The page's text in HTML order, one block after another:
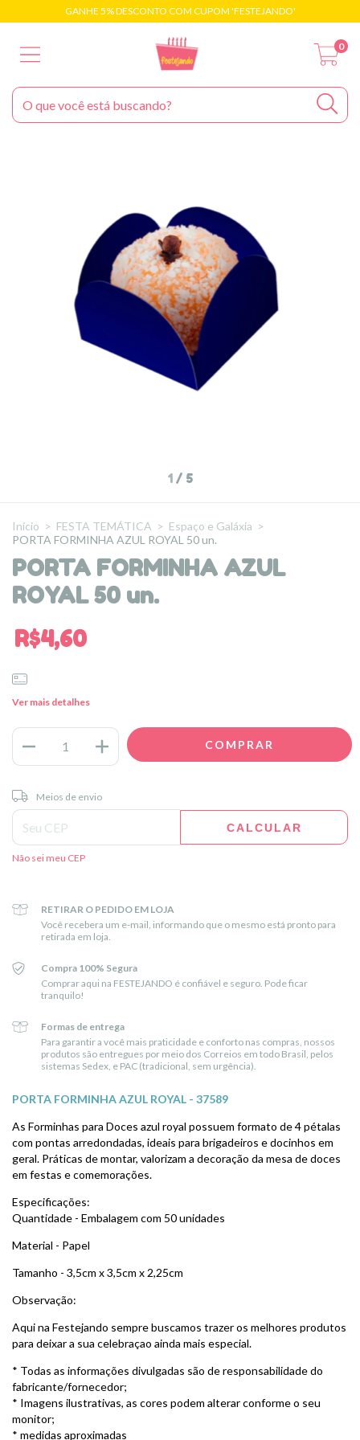
GANHE 5% DESCONTO COM CUPOM 'FESTEJANDO'
0
1 / 5
Início > FESTA TEMÁTICA > Espaço e Galáxia >
PORTA FORMINHA AZUL ROYAL 50 un.
PORTA FORMINHA AZUL
ROYAL 50 un.
R$4,60
Ver mais detalhes
Entregas para o CEP:
Meios de envio
CALCULAR
Não sei meu CEP
RETIRAR O PEDIDO EM LOJA
Você recebera um e-mail, informando que o mesmo está pronto para
retirada em loja.
Compra 100% Segura
Comprar aqui na FESTEJANDO é confiável e seguro. Pode ficar
tranquilo!
Formas de entrega
Para garantir a você mais praticidade e conforto nas compras, nossos
produtos são entregues por meio dos Correios em todo Brasil, pelos
sistemas Sedex, e PAC (tradicional, sem urgência).
PORTA FORMINHA AZUL ROYAL - 37589
As Forminhas para Doces azul royal possuem formato de 4 pétalas
com pontas arredondadas, ideais para brigadeiros e docinhos em
geral. Práticas de montar, valorizam a decoração da mesa de doces
em festas e comemorações.
Especificações:
Quantidade - Embalagem com 50 unidades
Material - Papel
Tamanho - 3,5cm x 3,5cm x 2,25cm
Observação:
Aqui na Festejando sempre buscamos trazer os melhores produtos
para deixar a sua celebraçao ainda mais especial.
* Todas as informações divulgadas são de responsabilidade do
fabricante/fornecedor;
* Imagens ilustrativas, as cores podem alterar conforme o seu
monitor;
* medidas aproximadas